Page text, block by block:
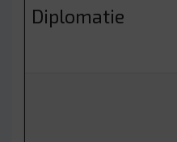
Diplomatie